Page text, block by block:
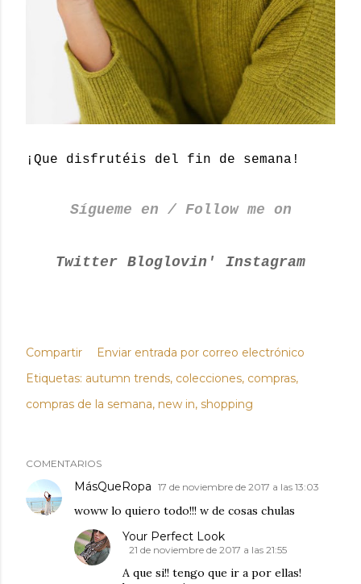
¡Que disfrutéis del fin de semana!
Sígueme en / Follow me on
Twitter Bloglovin' Instagram
Compartir
Enviar entrada por correo electrónico
Etiquetas: autumn trends colecciones compras
compras de la semana new in shopping
COMENTARIOS
MásQueRopa 17 de noviembre de 2017 a las 13:03
woww lo quiero todo!!! w de cosas chulas
Your Perfect Look
21 de noviembre de 2017 a las 21:55
A que si!! tengo que ir a por ellas!